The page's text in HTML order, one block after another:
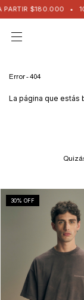
$180.000 •
Error - 404
La página que estás
30% OFF